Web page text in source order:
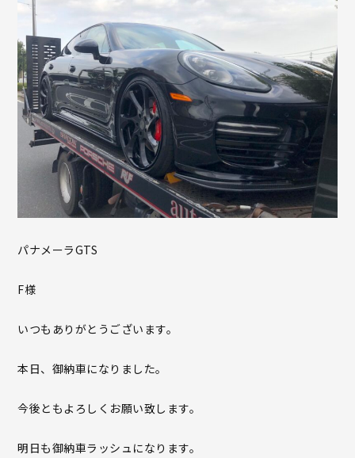
パナメーラGTS
F様
いつもありがとうございます。
本日、御納車になりました。
今後ともよろしくお願い致します。
明日も御納車ラッシュになります。